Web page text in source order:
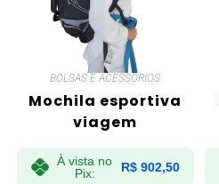
BOLSAS E ACESSÓRIOS
Mochila esportiva
viagem
À vista no
Pix:
R$902,50